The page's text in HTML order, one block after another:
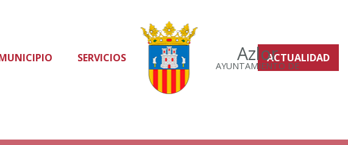
Azlor
AYUNTAMIENTO DE
SERVICIOS ACTUALIDAD